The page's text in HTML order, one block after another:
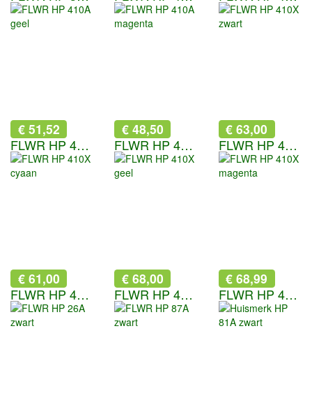
€ 51,52
FLWR HP 410A geel
€ 48,50
FLWR HP 410A magenta
€ 63,00
FLWR HP 410X zwart
€ 61,00
FLWR HP 410X cyaan
€ 68,00
FLWR HP 410X geel
€ 68,99
FLWR HP 410X magenta